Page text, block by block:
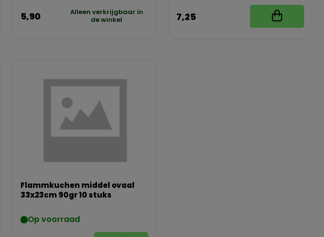
5,90
Alleen verkrijgbaar in
de winkel
7,25
Flammkuchen middel ovaal
33x23cm 90gr 10 stuks
Op voorraad